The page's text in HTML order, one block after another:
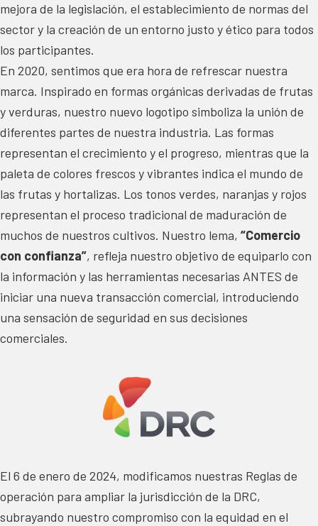
mejora de la legislación, el establecimiento de normas del
sector y la creación de un entorno justo y ético para todos
los participantes.
En 2020, sentimos que era hora de refrescar nuestra
marca. Inspirado en formas orgánicas derivadas de frutas
y verduras, nuestro nuevo logotipo simboliza la unión de
diferentes partes de nuestra industria. Las formas
representan el crecimiento y el progreso, mientras que la
paleta de colores frescos y vibrantes indica el mundo de
las frutas y hortalizas. Los tonos verdes, naranjas y rojos
representan el proceso tradicional de maduración de
muchos de nuestros cultivos. Nuestro lema, “Comercio
con confianza”, refleja nuestro objetivo de equiparlo con
la información y las herramientas necesarias ANTES de
iniciar una nueva transacción comercial, introduciendo
una sensación de seguridad en sus decisiones
comerciales.
El 6 de enero de 2024, modificamos nuestras Reglas de
operación para ampliar la jurisdicción de la DRC,
subrayando nuestro compromiso con la equidad en el